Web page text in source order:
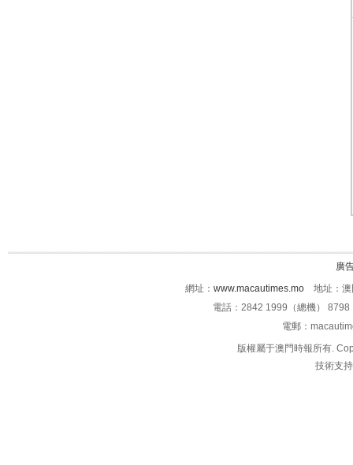
廣
網址： www.macautimes.mo 地址：澳
電話：2842 1999（總機）
電郵：
版權屬于澳門時報所有.
技術支